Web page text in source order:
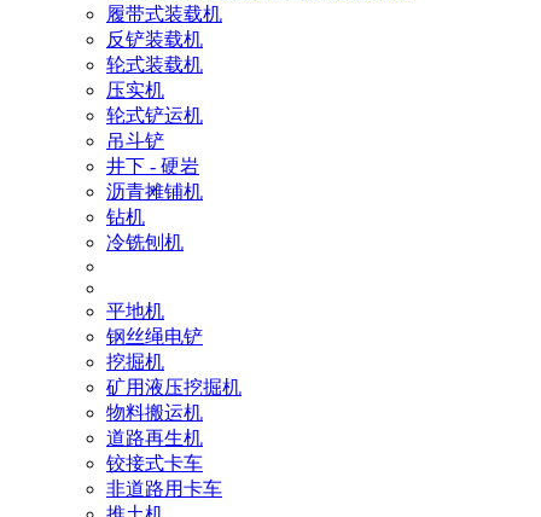
履带式装载机
反铲装载机
轮式装载机
压实机
轮式铲运机
吊斗铲
井下 - 硬岩
沥青摊铺机
钻机
冷铣刨机
平地机
钢丝绳电铲
挖掘机
矿用液压挖掘机
物料搬运机
道路再生机
铰接式卡车
非道路用卡车